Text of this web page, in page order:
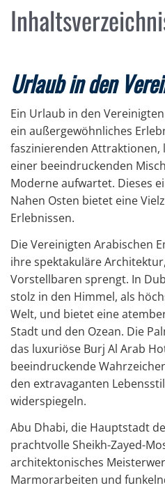
Urlaub in den
Ein Urlaub in den
ein außergewöhnliches
faszinierenden Attraktionen,
einer beeindruckenden
Moderne aufwartet. Dieses
Nahen Osten bietet eine
Erlebnissen.
Die Vereinigten Arabischen
ihre spektakuläre
Vorstellbaren sprengt. In
stolz in den Himmel, als
Welt, und bietet eine
Stadt und den Ozean. Die
das luxuriöse Burj Al Arab
beeindruckende
den extravaganten
widerspiegeln.
Abu Dhabi, die Hauptstadt
prachtvolle Sheikh-Zayed-
architektonisches
Marmorarbeiten und